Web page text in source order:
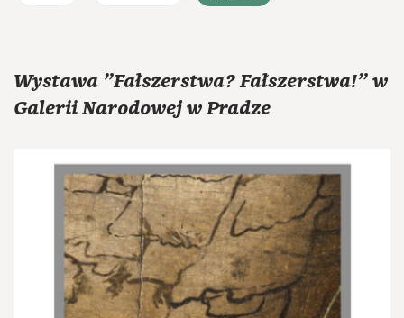
Wystawa "Fałszerstwa? Fałszerstwa!" w
Galerii Narodowej w Pradze